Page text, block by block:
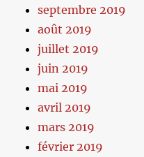
septembre 2019
août 2019
juillet 2019
juin 2019
mai 2019
avril 2019
mars 2019
février 2019